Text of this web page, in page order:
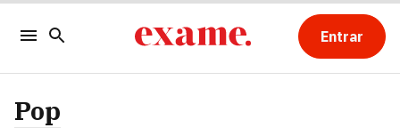
Entrar
Pop